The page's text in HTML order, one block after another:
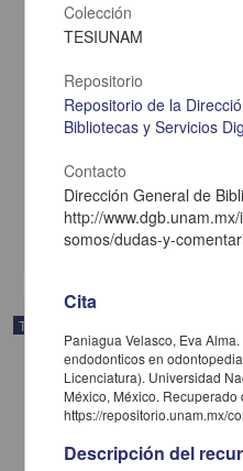
Induccion de respuesta inmune en
Cry 1Ac de Bacillus thuringiensis
Perez Ordoñez, Maria Ines
Biología y Química
Trabajo de grado
Colección
TESIUNAM
Repositorio
Repositorio de la
Bibliotecas y Servicios
Contacto
Dirección General de
http://
somos/dudas-y-
Cita
Paniagua Velasco, Eva
endodonticos en
Licenciatura). Universidad
México, México. Recuperado
https://repositorio.unam.mx/
Descripción del